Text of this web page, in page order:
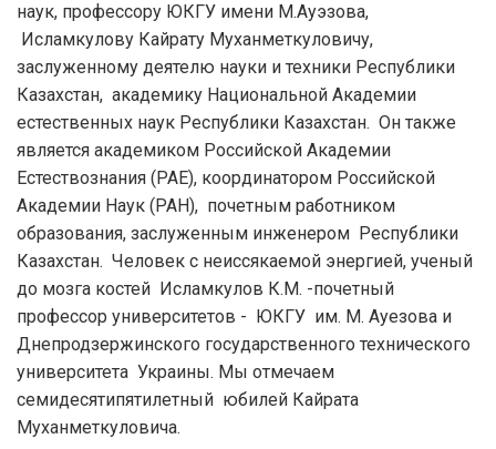
наук, профессору ЮКГУ имени М.Ауэзова,
Исламкулову Кайрату Муханметкуловичу,
заслуженному деятелю науки и техники Республики
Казахстан, академику Национальной Академии
естественных наук Республики Казахстан. Он также
является академиком Российской Академии
Естествознания (РАЕ), координатором Российской
Академии Наук (РАН), почетным работником
образования, заслуженным инженером Республики
Казахстан. Человек с неиссякаемой энергией, ученый
до мозга костей Исламкулов К.М. -почетный
профессор университетов - ЮКГУ им. М. Ауезова и
Днепродзержинского государственного технического
университета Украины. Мы отмечаем
семидесятипятилетный юбилей Кайрата
Муханметкуловича.